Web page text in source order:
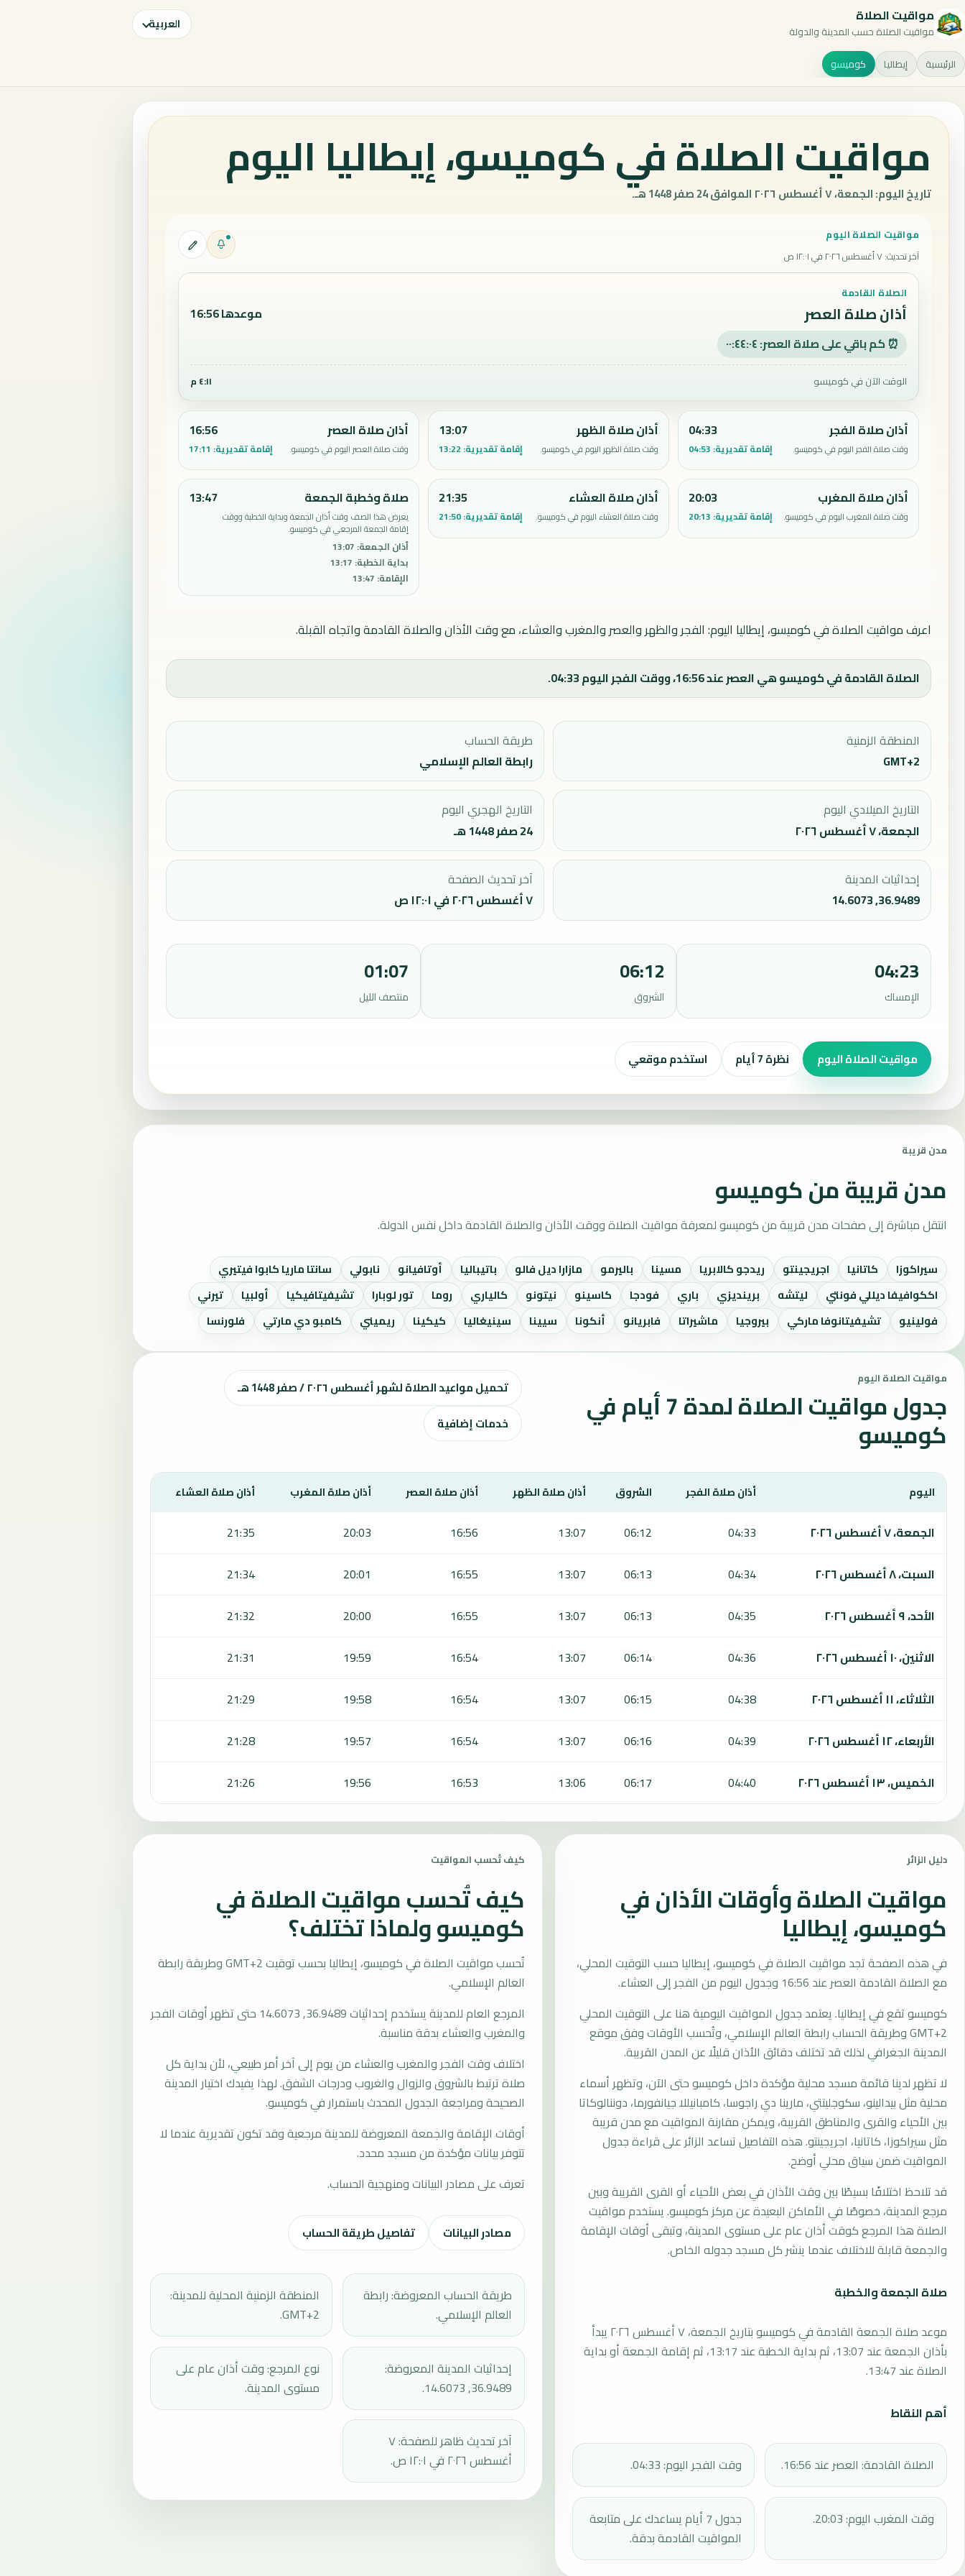
مواقيت الصلاة
مواقيت الصلاة حسب المدينة والدولة العربية
الرئيسية إيطاليا كوميسو
مواقيت الصلاة في كوميسو، إيطاليا اليوم
تاريخ اليوم: الجمعة، ٧ أغسطس ٢٠٢٦ الموافق 24 صفر 1448 هـ.
مواقيت الصلاة اليوم
آخر تحديث:٧ أغسطس ٢٠٢٦ في ١٢:٠١ ص
الصلاة القادمة
أذان صلاة العصر موعدها 16:56
⏰ كم باقي على صلاة العصر: ٠٠:٤٤:٠٣
الوقت الآن في كوميسو ٤:١١ م
أذان صلاة الفجر
وقت صلاة الفجر اليوم في كوميسو.
04:33
إقامة تقديرية: 04:53
أذان صلاة الظهر
وقت صلاة الظهر اليوم في كوميسو.
13:07
إقامة تقديرية: 13:22
أذان صلاة العصر
وقت صلاة العصر اليوم في كوميسو.
16:56
إقامة تقديرية: 17:11
أذان صلاة المغرب
وقت صلاة المغرب اليوم في كوميسو.
20:03
إقامة تقديرية: 20:13
أذان صلاة العشاء
وقت صلاة العشاء اليوم في كوميسو.
21:35
إقامة تقديرية:21:50
صلاة وخطبة الجمعة
يعرض هذا الصف وقت أذان الجمعة وبداية الخطبة ووقت
إقامة الجمعة المرجعي في كوميسو.
أذان الجمعة:
13:07
بداية الخطبة:
13:17
الإقامة:
13:47
13:47
اعرف مواقيت الصلاة في كوميسو، إيطاليا اليوم: الفجر والظهر والعصر والمغرب والعشاء، مع وقت الأذان والصلاة القادمة واتجاه القبلة.
الصلاة القادمة في كوميسو هي العصر عند 16:56، ووقت الفجر اليوم 04:33.
المنطقة الزمنية
GMT+2
طريقة الحساب
رابطة العالم الإسلامي
التاريخ الميلادي اليوم
الجمعة، ٧ أغسطس ٢٠٢٦
التاريخ الهجري اليوم
24 صفر 1448 هـ
إحداثيات المدينة
36.9489, 14.6073
آخر تحديث الصفحة
٧ أغسطس ٢٠٢٦ في ١٢:٠١ ص
04:23
الإمساك
06:12
الشروق
01:07
منتصف الليل
مواقيت الصلاة اليوم نظرة 7 أيام استخدم موقعي
مدن قريبة
مدن قريبة من كوميسو
انتقل مباشرة إلى صفحات مدن قريبة من كوميسو لمعرفة مواقيت الصلاة ووقت الأذان والصلاة القادمة داخل نفس الدولة.
سيراكوزا كاتانيا اجريجينتو ريدجو كالابريا مسينا باليرمو مازارا ديل فالو باتيباليا أوتافيانو نابولي
سانتا ماريا كابوا فيتيري
اككوافيفا ديللي فونتي
ليتشه برينديزي باري فودجا كاسينو نيتونو كالياري روما تور لوبارا تشيفيتافيكيا أولبيا
تيرني
فولينيو
تشيفيتانوفا ماركي بيروجيا ماشيراتا فابريانو أنكونا سيينا سينيغاليا كيكينا ريميني كامبو دي مارتي فلورنسا
مواقيت الصلاة اليوم
جدول مواقيت الصلاة لمدة 7 أيام في
كوميسو
تحميل مواعيد الصلاة لشهر أغسطس ٢٠٢٦ / صفر 1448 هـ
خدمات إضافية
يعرض هذا الجدول مواقيت الصلاة لمدة 7 أيام في كوميسو، بما يشمل الفجر والشروق والظهر والعصر والمغرب والعشاء.
اليوم أذان صلاة الفجر الشروق أذان صلاة الظهر أذان صلاة العصر أذان صلاة المغرب أذان صلاة العشاء
الجمعة، ٧ أغسطس ٢٠٢٦ 04:33
06:12
13:07
16:56
20:03
21:35
السبت، ٨ أغسطس ٢٠٢٦
04:34
06:13
13:07
16:55
20:01
21:34
الأحد، ٩ أغسطس ٢٠٢٦
04:35
06:13
13:07
16:55
20:00
21:32
الاثنين، ١٠ أغسطس ٢٠٢٦
04:36
06:14
13:07
16:54
19:59
21:31
الثلاثاء، ١١ أغسطس ٢٠٢٦
04:38
06:15
13:07
16:54
19:58
21:29
الأربعاء، ١٢ أغسطس ٢٠٢٦
04:39
06:16
13:07
16:54
19:57
21:28
الخميس، ١٣ أغسطس ٢٠٢٦
04:40
06:17
13:06
16:53
19:56
21:26
دليل الزائر
مواقيت الصلاة وأوقات الأذان في
كوميسو، إيطاليا
في هذه الصفحة تجد مواقيت الصلاة في كوميسو، إيطاليا حسب التوقيت المحلي،
مع الصلاة القادمة العصر عند 16:56 وجدول اليوم من الفجر إلى العشاء.
كوميسو تقع في إيطاليا. يعتمد جدول المواقيت اليومية هنا على التوقيت المحلي
GMT+2 وطريقة الحساب رابطة العالم الإسلامي، وتُحسب الأوقات وفق موقع
المدينة الجغرافي لذلك قد تختلف دقائق الأذان قليلًا عن المدن القريبة.
لا تظهر لدينا قائمة مسجد محلية مؤكدة داخل كوميسو حتى الآن، وتظهر أسماء
محلية مثل بيدالينو، سكوجليتتي، مارينا دي راجوسا، كامبانيللا جيانفورما، دوننالوكاتا
بين الأحياء والقرى والمناطق القريبة، ويمكن مقارنة المواقيت مع مدن قريبة
مثل سيراكوزا، كاتانيا، اجريجينتو. هذه التفاصيل تساعد الزائر على قراءة جدول
المواقيت ضمن سياق محلي أوضح.
قد تلاحظ اختلافًا بسيطًا بين وقت الأذان في بعض الأحياء أو القرى القريبة وبين
مرجع المدينة، خصوصًا في الأماكن البعيدة عن مركز كوميسو. يستخدم مواقيت
الصلاة هذا المرجع كوقت أذان عام على مستوى المدينة، وتبقى أوقات الإقامة
والجمعة قابلة للاختلاف عندما ينشر كل مسجد جدوله الخاص.
صلاة الجمعة والخطبة
موعد صلاة الجمعة القادمة في كوميسو بتاريخ الجمعة، ٧ أغسطس ٢٠٢٦ يبدأ
بأذان الجمعة عند 13:07، ثم بداية الخطبة عند 13:17، ثم إقامة الجمعة أو بداية
الصلاة عند 13:47.
أهم النقاط
الصلاة القادمة: العصر عند 16:56. وقت الفجر اليوم: 04:33.
وقت المغرب اليوم: 20:03.
جدول 7 أيام يساعدك على متابعة
المواقيت القادمة بدقة.
كيف تُحسب المواقيت
كيف تُحسب مواقيت الصلاة في
كوميسو ولماذا تختلف؟
تُحسب مواقيت الصلاة في كوميسو، إيطاليا بحسب توقيت GMT+2 وطريقة رابطة
العالم الإسلامي.
المرجع العام للمدينة يستخدم إحداثيات 36.9489, 14.6073 حتى تظهر أوقات الفجر
والمغرب والعشاء بدقة مناسبة.
اختلاف وقت الفجر والمغرب والعشاء من يوم إلى آخر أمر طبيعي، لأن بداية كل
صلاة ترتبط بالشروق والزوال والغروب ودرجات الشفق. لهذا يفيدك اختيار المدينة
الصحيحة ومراجعة الجدول المحدث باستمرار في كوميسو.
أوقات الإقامة والجمعة المعروضة للمدينة مرجعية وقد تكون تقديرية عندما لا
تتوفر بيانات مؤكدة من مسجد محدد.
تعرف على مصادر البيانات ومنهجية الحساب.
مصادر البيانات تفاصيل طريقة الحساب
طريقة الحساب المعروضة: رابطة
العالم الإسلامي.
المنطقة الزمنية المحلية للمدينة:
GMT+2.
إحداثيات المدينة المعروضة:
36.9489, 14.6073.
نوع المرجع: وقت أذان عام على
مستوى المدينة.
آخر تحديث ظاهر للصفحة: ٧
أغسطس ٢٠٢٦ في ١٢:٠١ ص.